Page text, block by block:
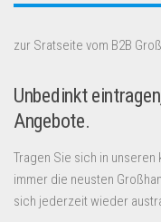
zur Sratseite vom B2B
Unbedinkt
Angebote.
Tragen Sie sich in
immer die neusten
sich jederzeit wieder